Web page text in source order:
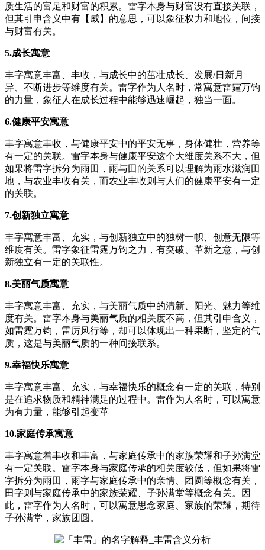
质生活的富足和财富的积累。雷字本身与财富没有直接关联，
但其引申含义中有【威】的意思，可以象征权力和地位，间接
与财富有关。
5.成长寓意
丰字寓意丰富、丰收，与成长中的茁壮成长、发展/日新月
异、不断进步等维度有关。雷字作为人名时，常寓意雷霆万钧
的力量，象征人在成长过程中能够迅速崛起，独当一面。
6.健康平安寓意
丰字寓意丰收，与健康平安中的平安无事，身体健壮，营养等
有一定的关联。雷字本身与健康平安这个大维度关系不大，但
如果将雷字拆分为雨田，雨与田的关系可以理解为雨水滋润田
地，与农业丰收有关，而农业丰收则与人们的健康平安有一定
的关联。
7.创新独立寓意
丰字寓意丰富、充实，与创新独立中的独树一帜、创意无限等
维度有关。雷字象征雷霆万钧之力，有突破、革新之意，与创
新独立有一定的关联性。
8.美丽气质寓意
丰字寓意丰富、充实，与美丽气质中的清新、阳光、魅力等维
度有关。雷字本身与美丽气质的相关度不高，但其引申含义，
如雷霆万钧，雷厉风行等，却可以体现出一种果断，坚定的气
质，这是与美丽气质的一种间接联系。
9.幸福快乐寓意
丰字寓意丰富、充实，与幸福快乐的概念有一定的关联，特别
是在追求物质和精神满足的过程中。雷作为人名时，可以寓意
为有力量，能够引起变革
10.家庭传承寓意
丰字寓意着丰收和丰富，与家庭传承中的家族荣耀和子孙满堂
有一定关联。雷字本身与家庭传承的相关度较低，但如果将雷
字拆分为雨田，雨字与家庭传承中的亲情、团圆等概念有关，
田字则与家庭传承中的家族荣耀、子孙满堂等概念有关。因
此，雷字作为人名时，可以寓意思念家庭、家族的荣耀，期待
子孙满堂，家族团圆。